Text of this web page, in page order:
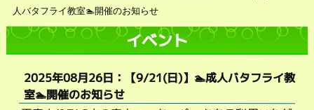
人バタフライ教室🏊開催のお知らせ
イベント
2025年08月26日：【9/21(日)】🏊成人バタフライ教
室🏊開催のお知らせ